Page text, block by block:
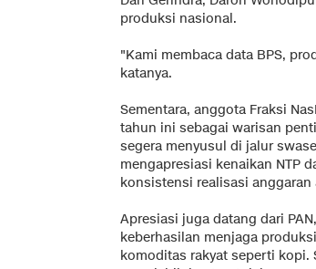
produksi nasional.
"Kami membaca data BPS,
katanya.
Sementara, anggota Fraksi
tahun ini sebagai warisan
segera menyusul di jalur
mengapresiasi kenaikan NTP
konsistensi realisasi
Apresiasi juga datang dari
keberhasilan menjaga
komoditas rakyat seperti kopi.